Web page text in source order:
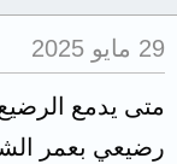
29 مايو 2025
متى يدمع
رضيعي بعمر